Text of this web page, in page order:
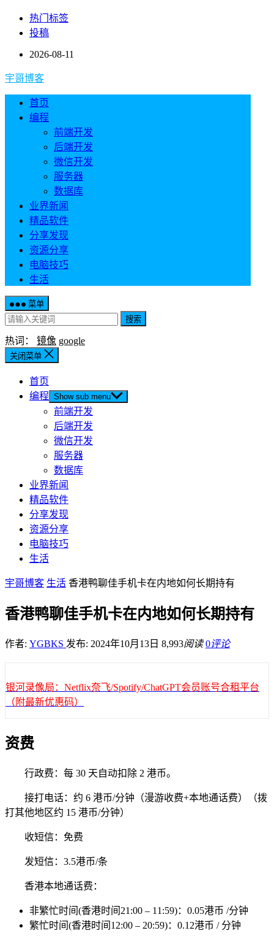
热门标签
投稿
2026-08-11
宇哥博客
首页
编程
前端开发
后端开发
微信开发
服务器
数据库
业界新闻
精品软件
分享发现
资源分享
电脑技巧
生活
菜单
搜索
热词： 镜像 google
关闭菜单
首页
编程 Show sub menu
前端开发
后端开发
微信开发
服务器
数据库
业界新闻
精品软件
分享发现
资源分享
电脑技巧
生活
宇哥博客 生活 香港鸭聊佳手机卡在内地如何长期持有
香港鸭聊佳手机卡在内地如何长期持有
作者: YGBKS 发布: 2024年10月13日 8,993阅读 0评论
银河录像局：Netflix奈飞/Spotify/ChatGPT会员账号合租平台
（附最新优惠码）
资费
行政费：每 30 天自动扣除 2 港币。
接打电话：约 6 港币/分钟（漫游收费+本地通话费）（拨
打其他地区约 15 港币/分钟）
收短信：免费
发短信：3.5港币/条
香港本地通话费：
非繁忙时间(香港时间21:00 – 11:59)：0.05港币 /分钟
繁忙时间(香港时间12:00 – 20:59)：0.12港币 / 分钟